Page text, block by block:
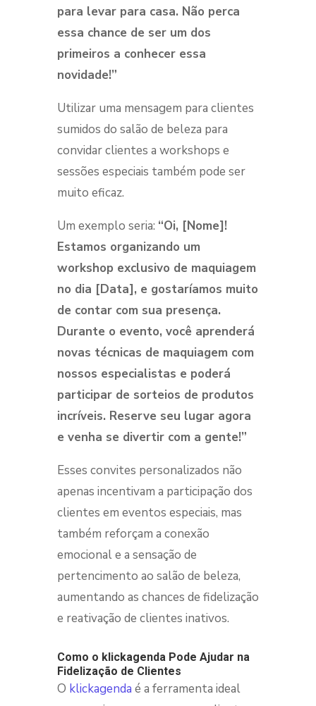
para levar para casa. Não perca
essa chance de ser um dos
primeiros a conhecer essa
novidade!”
Utilizar uma mensagem para clientes
sumidos do salão de beleza para
convidar clientes a workshops e
sessões especiais também pode ser
muito eficaz.
Um exemplo seria: “Oi, [Nome]!
Estamos organizando um
workshop exclusivo de maquiagem
no dia [Data], e gostaríamos muito
de contar com sua presença.
Durante o evento, você aprenderá
novas técnicas de maquiagem com
nossos especialistas e poderá
participar de sorteios de produtos
incríveis. Reserve seu lugar agora
e venha se divertir com a gente!”
Esses convites personalizados não
apenas incentivam a participação dos
clientes em eventos especiais, mas
também reforçam a conexão
emocional e a sensação de
pertencimento ao salão de beleza,
aumentando as chances de fidelização
e reativação de clientes inativos.
Como o klickagendaPode Ajudar na
Fidelização de Clientes
O klickagenda é a ferramenta ideal